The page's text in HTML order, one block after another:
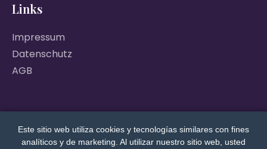
Links
Impressum
Datenschutz
AGB
Este sitio web utiliza cookies y tecnologías similares con fines
analíticos y de marketing. Al utilizar nuestro sitio web, usted